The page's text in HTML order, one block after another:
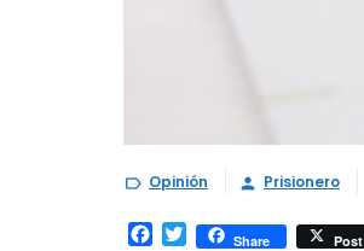
 Opinión  Prisionero
Facebook
TwitterShare Post